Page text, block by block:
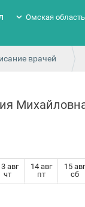
Омская область
врачей
авг
чт
14 авг
пт
15 авг
сб